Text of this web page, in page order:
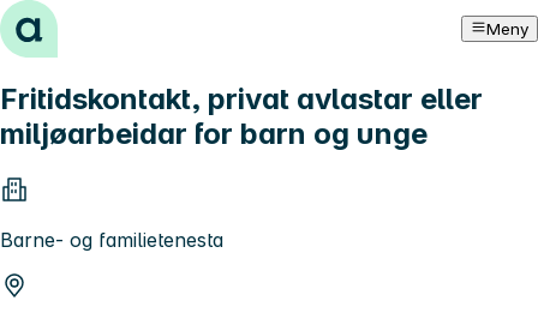
Hopp til innhold Meny
Fritidskontakt, privat avlastar eller
miljøarbeidar for barn og unge
Barne- og familietenesta